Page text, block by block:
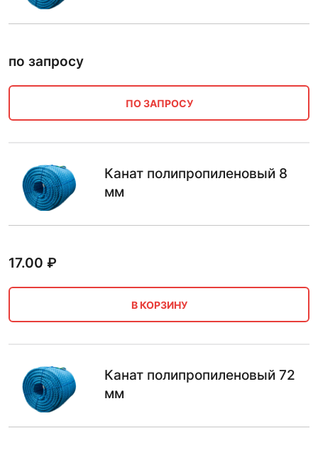
по запросу
ПО ЗАПРОСУ
Канат полипропиленовый 8
мм
17.00 ₽
В КОРЗИНУ
Канат полипропиленовый 72
мм